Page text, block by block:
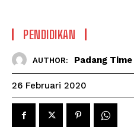
PENDIDIKAN
AUTHOR: Padang Time
26 Februari 2020